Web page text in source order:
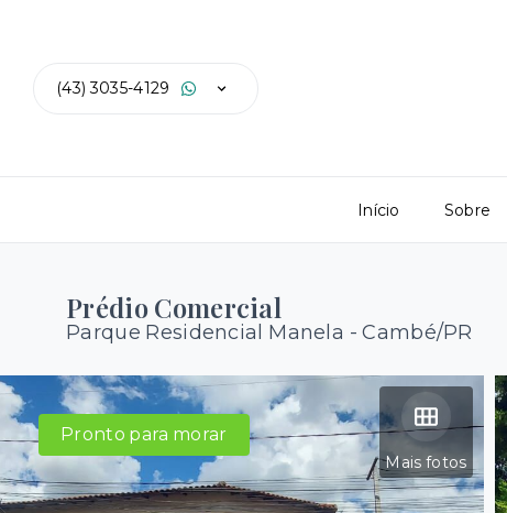
(43) 3035-4129
Início Sobre
Prédio Comercial
Parque Residencial Manela - Cambé/PR
Mais fotos
Pronto para morar